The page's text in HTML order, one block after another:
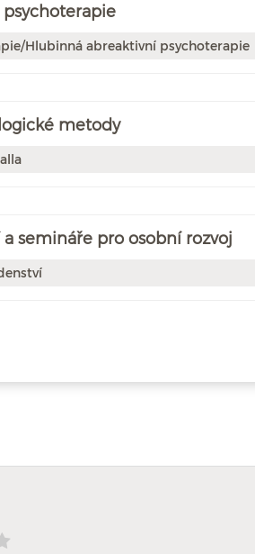
Hlubinná abreaktivní psychoterapie
metody
a semináře pro osobní rozvoj